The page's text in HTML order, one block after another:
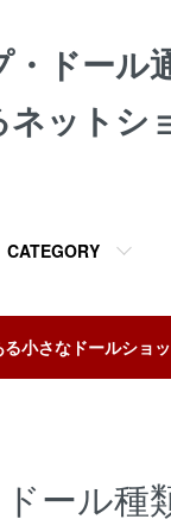
ドール
ットシ
CATEGORY
小さなドールショ
ドール種